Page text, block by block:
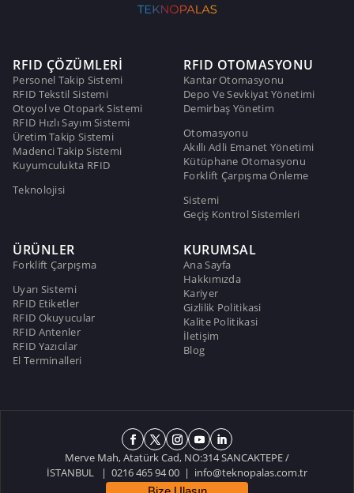
RFID ÇÖZÜMLERİ
Personel Takip Sistemi
RFID Tekstil Sistemi
Otoyol ve Otopark Sistemi
RFID Hızlı Sayım Sistemi
Üretim Takip Sistemi
Madenci Takip Sistemi
Kuyumculukta RFID
Teknolojisi
RFID OTOMASYONU
Kantar Otomasyonu
Depo Ve Sevkiyat Yönetimi
Demirbaş Yönetim
Otomasyonu
Akıllı Adli Emanet Yönetimi
Kütüphane Otomasyonu
Forklift Çarpışma Önleme
Sistemi
Geçiş Kontrol Sistemleri
ÜRÜNLER
Forklift Çarpışma
Uyarı Sistemi
RFID Etiketler
RFID Okuyucular
RFID Antenler
RFID Yazıcılar
El Terminalleri
KURUMSAL
Ana Sayfa
Hakkımızda
Kariyer
Gizlilik Politikasi
Kalite Politikasi
İletişim
Blog
Merve Mah, Atatürk Cad, NO:314 SANCAKTEPE /
İSTANBUL | 0216 465 94 00 | info@teknopalas.com.tr